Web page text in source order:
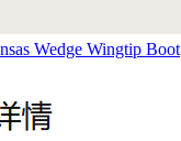
Wedge Wingtip Boot